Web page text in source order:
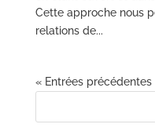
Cette approche nous
relations de...
« Entrées précédentes